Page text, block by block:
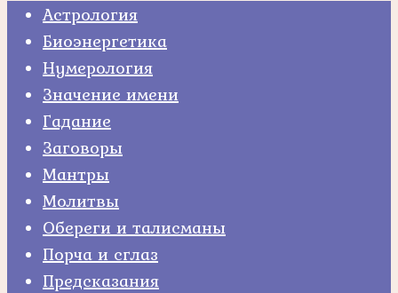
Астрология
Биоэнергетика
Нумерология
Значение имени
Гадание
Заговоры
Мантры
Молитвы
Обереги и талисманы
Порча и сглаз
Предсказания